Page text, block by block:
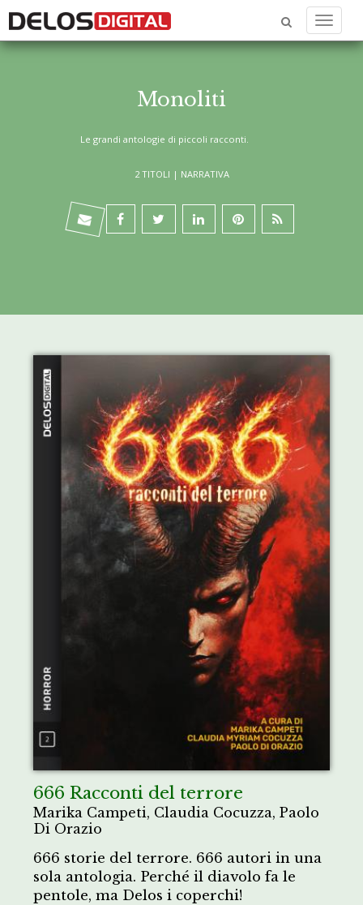
Menu
Monoliti
Le grandi antologie di piccoli racconti.
2 TITOLI | NARRATIVA
666 Racconti del terrore
Marika Campeti, Claudia Cocuzza, Paolo
Di Orazio
666 storie del terrore. 666 autori in una
sola antologia. Perché il diavolo fa le
pentole, ma Delos i coperchi!